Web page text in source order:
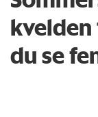
kvelden
du se